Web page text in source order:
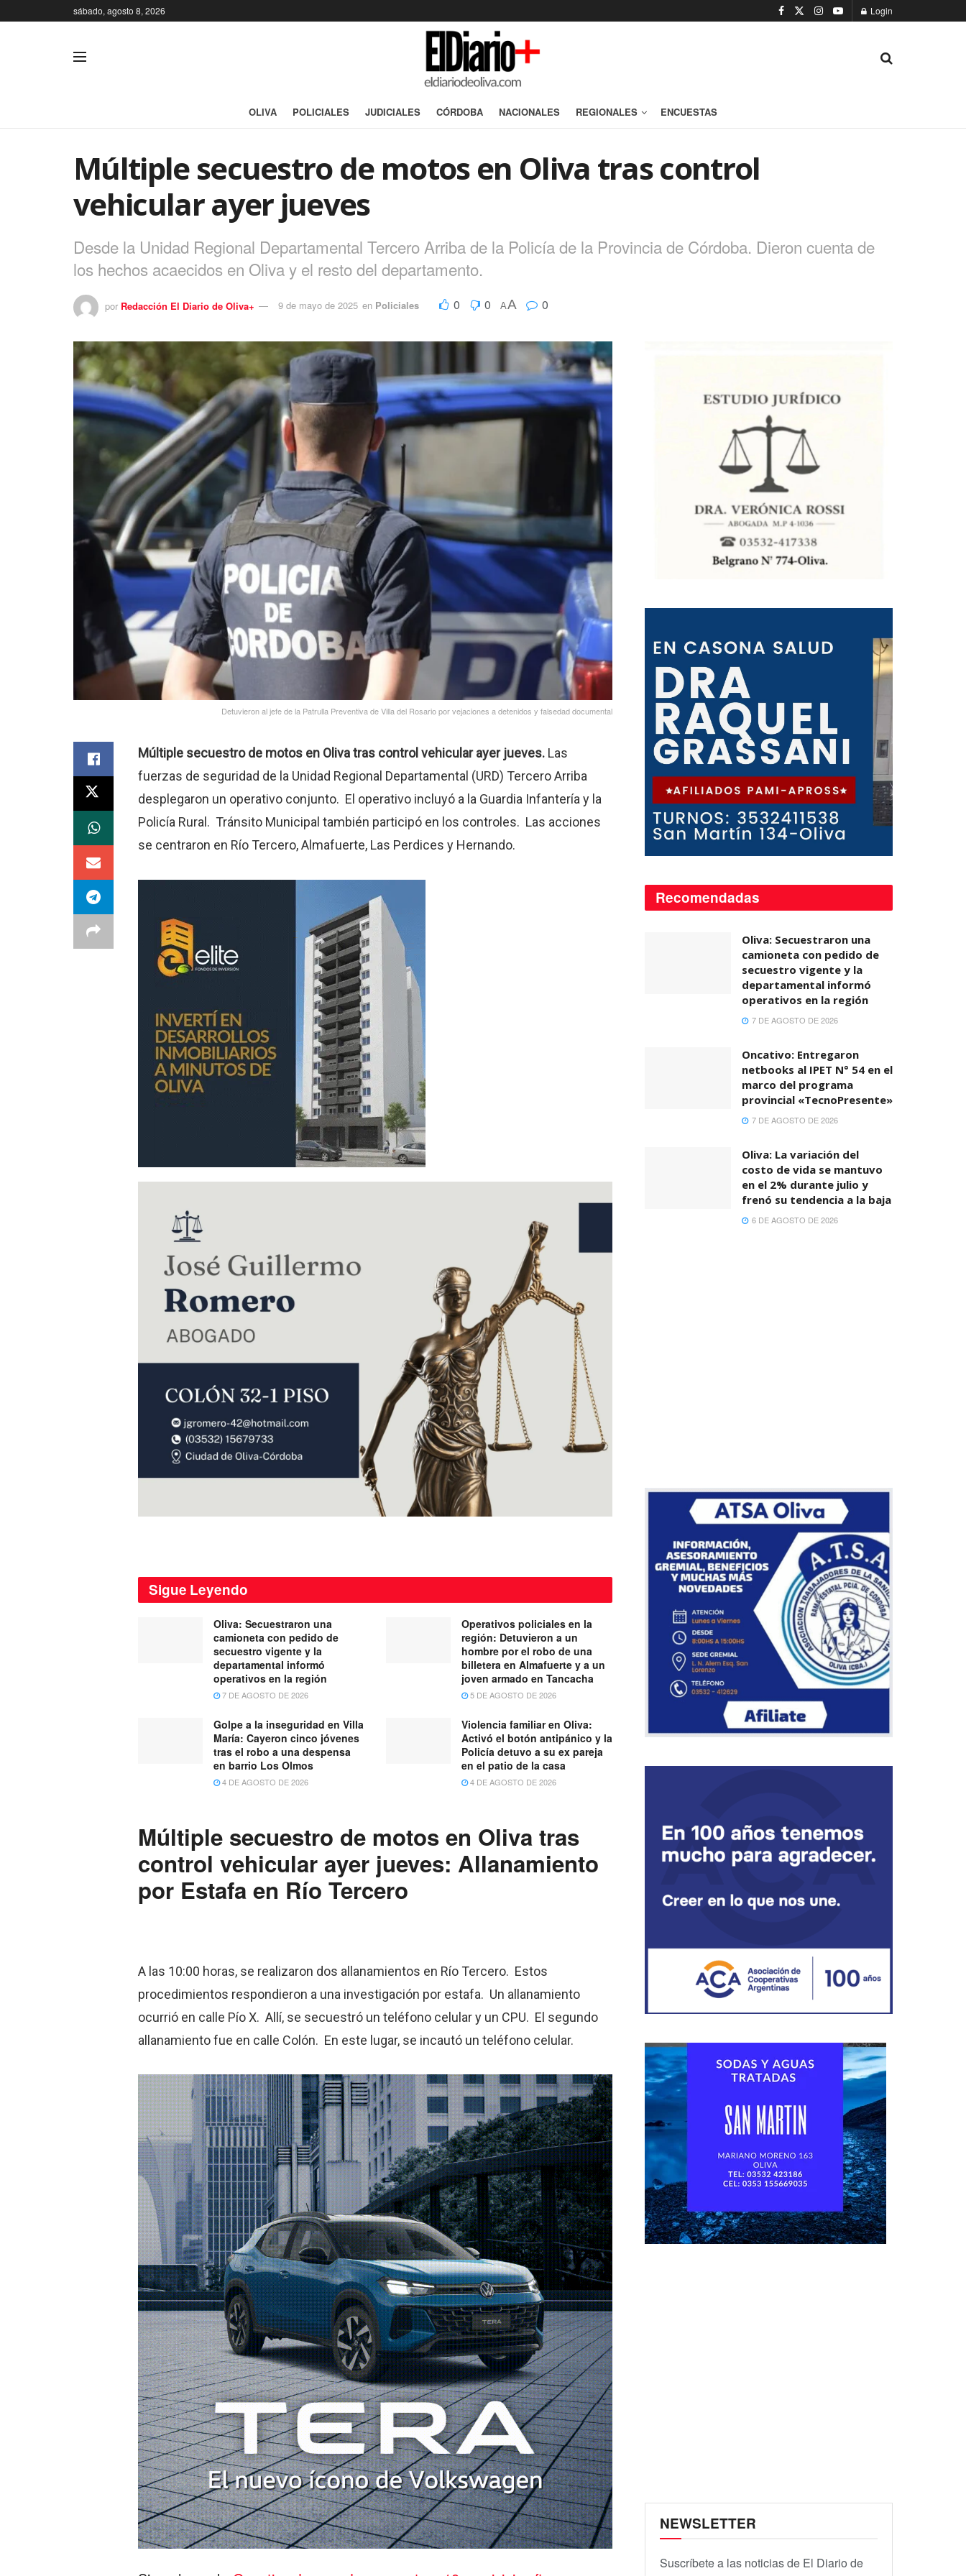
sábado, agosto 8, 2026 Login
OLIVA POLICIALES JUDICIALES CÓRDOBA NACIONALES REGIONALES ENCUESTAS
Múltiple secuestro de motos en Oliva tras control
vehicular ayer jueves
Desde la Unidad Regional Departamental Tercero Arriba de la Policía de la Provincia de Córdoba. Dieron cuenta de
los hechos acaecidos en Oliva y el resto del departamento.
por Redacción El Diario de Oliva+ 9 de mayo de 2025 en Policiales 0 0 AA 0
Detuvieron al jefe de la Patrulla Preventiva de Villa del Rosario por vejaciones a detenidos y falsedad documental
Múltiple secuestro de motos en Oliva tras control vehicular ayer jueves. Las
fuerzas de seguridad de la Unidad Regional Departamental (URD) Tercero Arriba
desplegaron un operativo conjunto. El operativo incluyó a la Guardia Infantería y la
Policía Rural. Tránsito Municipal también participó en los controles. Las acciones
se centraron en Río Tercero, Almafuerte, Las Perdices y Hernando.
Sigue Leyendo
Oliva: Secuestraron una
camioneta con pedido de
secuestro vigente y la
departamental informó
operativos en la región
7 DE AGOSTO DE 2026
Operativos policiales en la
región: Detuvieron a un
hombre por el robo de una
billetera en Almafuerte y a un
joven armado en Tancacha
5 DE AGOSTO DE 2026
Golpe a la inseguridad en Villa
María: Cayeron cinco jóvenes
tras el robo a una despensa
en barrio Los Olmos
4 DE AGOSTO DE 2026
Violencia familiar en Oliva:
Activó el botón antipánico y la
Policía detuvo a su ex pareja
en el patio de la casa
4 DE AGOSTO DE 2026
Múltiple secuestro de motos en Oliva tras
control vehicular ayer jueves: Allanamiento
por Estafa en Río Tercero
A las 10:00 horas, se realizaron dos allanamientos en Río Tercero. Estos
procedimientos respondieron a una investigación por estafa. Un allanamiento
ocurrió en calle Pío X. Allí, se secuestró un teléfono celular y un CPU. El segundo
allanamiento fue en calle Colón. En este lugar, se incautó un teléfono celular.
Recomendadas
Oliva: Secuestraron una
camioneta con pedido de
secuestro vigente y la
departamental informó
operativos en la región
7 DE AGOSTO DE 2026
Oncativo: Entregaron
netbooks al IPET N° 54 en el
marco del programa
provincial «TecnoPresente»
7 DE AGOSTO DE 2026
Oliva: La variación del
costo de vida se mantuvo
en el 2% durante julio y
frenó su tendencia a la baja
6 DE AGOSTO DE 2026
NEWSLETTER
Suscríbete a las noticias de El Diario de